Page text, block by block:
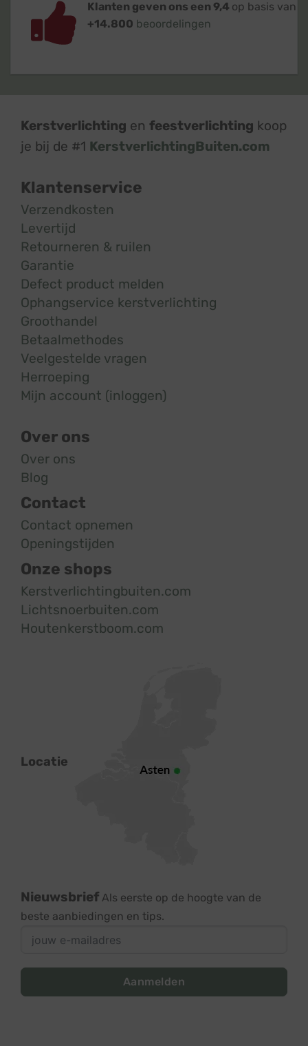
Klanten geven ons een 9,4 op basis van
+14.800 beoordelingen
Kerstverlichting en feestverlichting koop
je bij de #1 KerstverlichtingBuiten.com
Klantenservice
Verzendkosten
Levertijd
Retourneren & ruilen
Garantie
Defect product melden
Ophangservice kerstverlichting
Groothandel
Betaalmethodes
Veelgestelde vragen
Herroeping
Mijn account (inloggen)
Over ons
Over ons
Blog
Contact
Contact opnemen
Openingstijden
Onze shops
Kerstverlichtingbuiten.com
Lichtsnoerbuiten.com
Houtenkerstboom.com
Locatie
Nieuwsbrief Als eerste op de hoogte van de
beste aanbiedingen en tips.
Aanmelden